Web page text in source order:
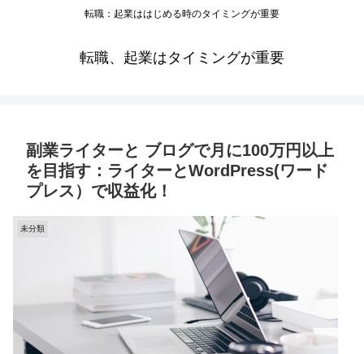
転職：起業ははじめる時のタイミングが重要
転職、起業はタイミングが重要
副業ライターと ブログで月に100万円以上
を目指す：ライターとWordPress(ワード
プレス）で収益化！
未分類